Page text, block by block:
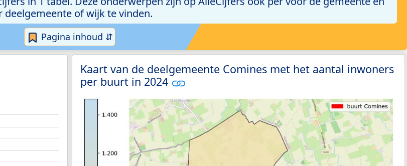
deelgemeente of wijk te vinden.
Pagina inhoud ⇵
Kaart van de deelgemeente Comines met het aantal inwoners
per buurt in 2024